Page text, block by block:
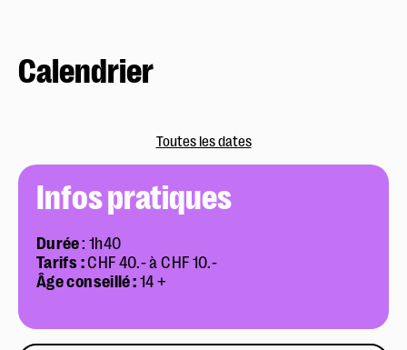
Calendrier
Toutes les dates
Infos pratiques
Durée: 1h40
Tarifs :CHF 40.- à CHF 10.-
Âge conseillé : 14 +